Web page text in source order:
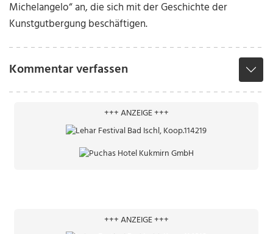
Michelangelo“ an, die sich mit der Geschichte der
Kunstgutbergung beschäftigen.
Kommentar verfassen
+++ ANZEIGE +++
+++ ANZEIGE +++